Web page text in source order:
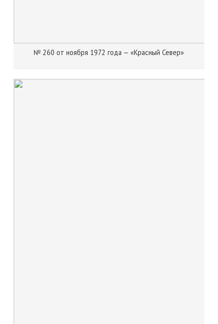
№ 260 от ноября 1972 года — «Красный Север»